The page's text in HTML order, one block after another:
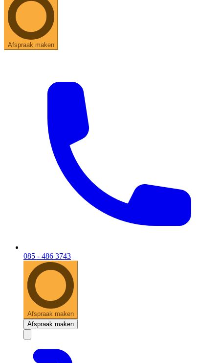
Afspraak maken
085 - 486 3743
Afspraak maken
Afspraak maken